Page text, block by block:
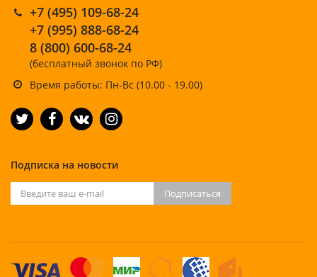
+7 (495) 109-68-24
+7 (995) 888-68-24
8 (800) 600-68-24
(бесплатный звонок по РФ)
Время работы: Пн-Вс (10.00 - 19.00)
Подписка на новости
Подписаться